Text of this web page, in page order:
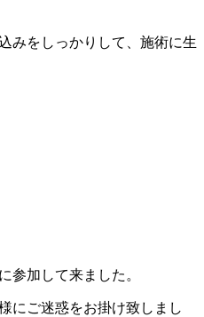
みをしっかりして、施術に生
参加して来ました。
にご迷惑をお掛け致しまし